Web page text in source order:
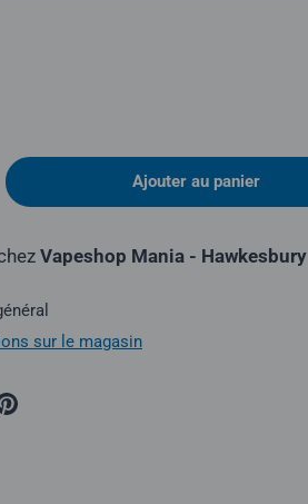
la quantité Ajouter au panier
Vapeshop Mania - Hawkesbury
sur le magasin